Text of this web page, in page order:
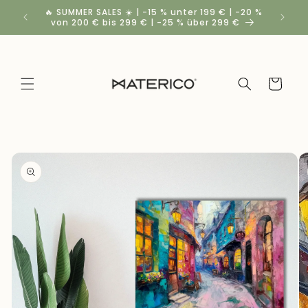
zum
Inhalt
🔥 SUMMER SALES ☀️ | -15 % unter 199 € | -20 %
von 200 € bis 299 € | -25 % über 299 €
Warenkorb